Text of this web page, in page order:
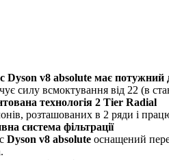
Dyson v8 absolute має
силу всмоктування від 22 (в
технологія 2 Tier Radial
розташованих в 2 ряди і
система фільтрації
Dyson v8 absolute оснащений